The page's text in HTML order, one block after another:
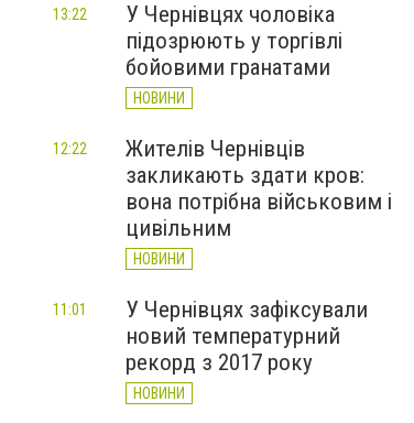
У Чернівцях чоловіка
підозрюють у торгівлі
бойовими гранатами
НОВИНИ
13:22
Жителів Чернівців
закликають здати кров:
вона потрібна військовим і
цивільним
НОВИНИ
12:22
У Чернівцях зафіксували
новий температурний
рекорд з 2017 року
НОВИНИ
11:01